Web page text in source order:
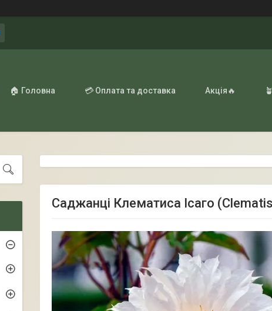
🏠 Головна 💳 Оплата та доставка Акція🔥
Саджанці Клематиса Ісаго